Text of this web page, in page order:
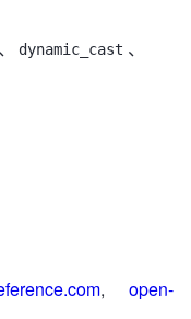
、 dynamic_cast 、
, open-